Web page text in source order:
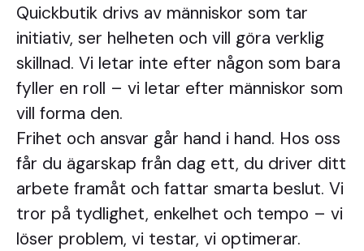
Quickbutik drivs av människor som tar
initiativ, ser helheten och vill göra verklig
skillnad. Vi letar inte efter någon som bara
fyller en roll – vi letar efter människor som
vill forma den.
Frihet och ansvar går hand i hand. Hos oss
får du ägarskap från dag ett, du driver ditt
arbete framåt och fattar smarta beslut. Vi
tror på tydlighet, enkelhet och tempo – vi
löser problem, vi testar, vi optimerar.